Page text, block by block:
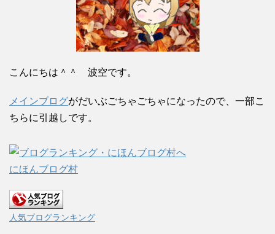
こんにちは＾＾ 波空です。
メインブログがだいぶごちゃごちゃになったので、一部こ
ちらに引越しです。
にほんブログ村
人気ブログランキング